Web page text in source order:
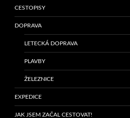
CESTOPISY
DOPRAVA
LETECKÁ DOPRAVA
PLAVBY
ŽELEZNICE
EXPEDICE
JAK JSEM ZAČAL CESTOVAT!